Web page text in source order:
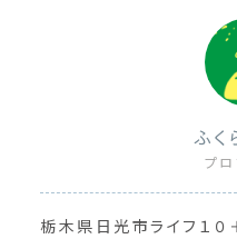
ふく
プロ
栃木県日光市ライフ１０